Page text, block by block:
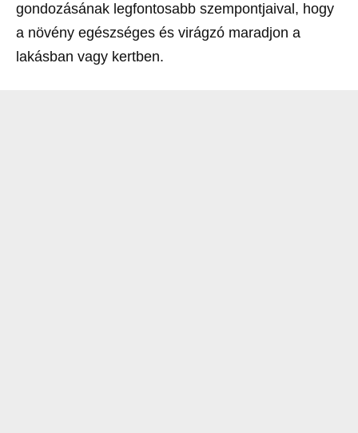
gondozásának legfontosabb szempontjaival, hogy
a növény egészséges és virágzó maradjon a
lakásban vagy kertben.